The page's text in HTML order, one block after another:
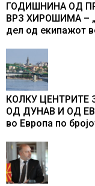
ГОДИШНИНА ОД
ВРЗ ХИРОШИМА –
дел од екипажот
промени текот на
КОЛКУ ЦЕНТРИТЕ
ОД ДУНАВ И ОД
во Европа по